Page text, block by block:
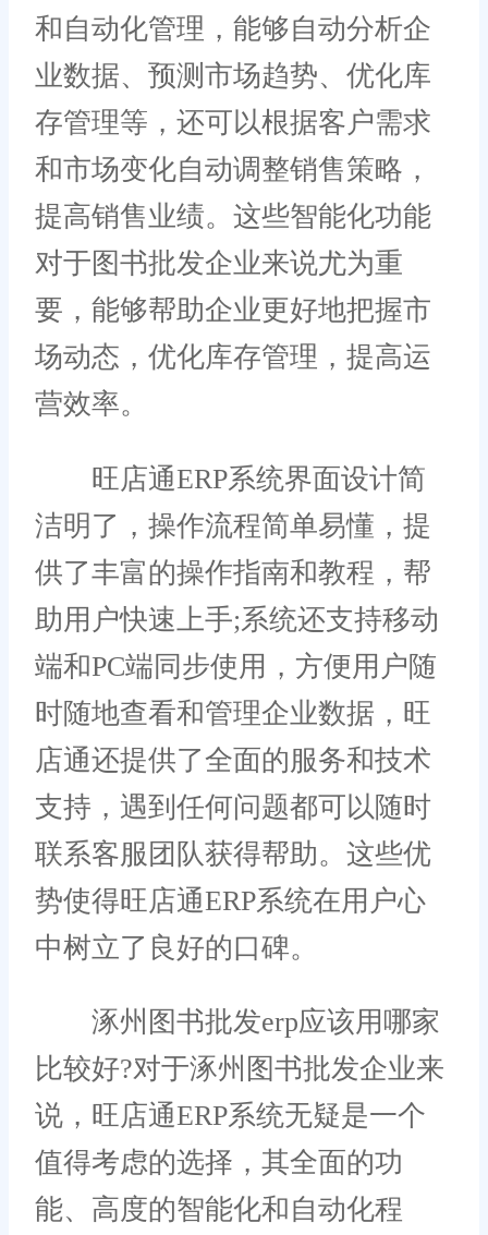
和自动化管理，能够自动分析企
业数据、预测市场趋势、优化库
存管理等，还可以根据客户需求
和市场变化自动调整销售策略，
提高销售业绩。这些智能化功能
对于图书批发企业来说尤为重
要，能够帮助企业更好地把握市
场动态，优化库存管理，提高运
营效率。
旺店通ERP系统界面设计简
洁明了，操作流程简单易懂，提
供了丰富的操作指南和教程，帮
助用户快速上手;系统还支持移动
端和PC端同步使用，方便用户随
时随地查看和管理企业数据，旺
店通还提供了全面的服务和技术
支持，遇到任何问题都可以随时
联系客服团队获得帮助。这些优
势使得旺店通ERP系统在用户心
中树立了良好的口碑。
涿州图书批发erp应该用哪家
比较好?对于涿州图书批发企业来
说，旺店通ERP系统无疑是一个
值得考虑的选择，其全面的功
能、高度的智能化和自动化程